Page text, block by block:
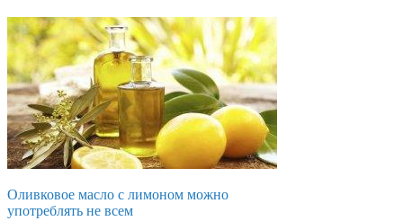
Оливковое масло с лимоном можно
употреблять не всем